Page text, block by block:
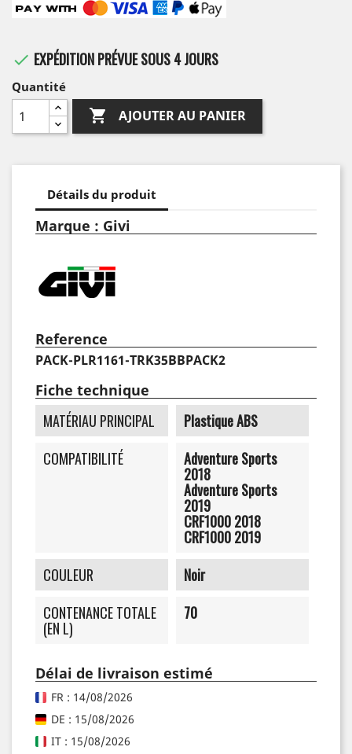
 EXPÉDITION PRÉVUE SOUS 4 JOURS
Quantité
 AJOUTER AU PANIER
Détails du produit
Marque : Givi
Reference
PACK-PLR1161-TRK35BBPACK2
Fiche technique
MATÉRIAU PRINCIPAL
Plastique ABS
COMPATIBILITÉ
Adventure Sports
2018
Adventure Sports
2019
CRF1000 2018
CRF1000 2019
COULEUR
Noir
CONTENANCE TOTALE
(EN L)
70
Délai de livraison estimé
FR : 14/08/2026
DE : 15/08/2026
IT : 15/08/2026